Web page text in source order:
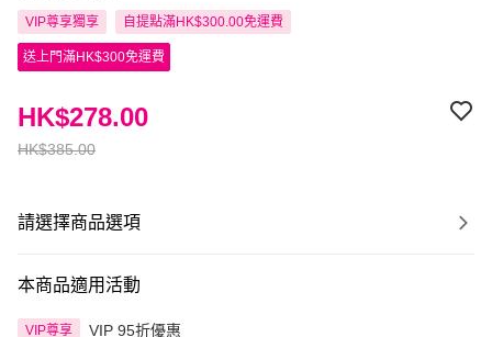
VIP尊享獨享 自提點滿HK$300.00免運費
送上門滿HK$300免運費
HK$385.00
HK$278.00
請選擇商品選項
本商品適用活動
VIP尊享 VIP 95折優惠